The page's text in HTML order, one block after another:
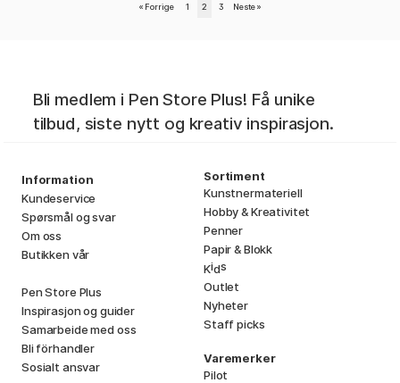
« Forrige 1 2 3 Neste»
Bli medlem i Pen Store Plus! Få unike
tilbud, siste nytt og kreativ inspirasjon.
Information
Kundeservice
Spørsmål og svar
Om oss
Butikken vår
Pen Store Plus
Inspirasjon og guider
Samarbeide med oss
Bli förhandler
Sosialt ansvar
Sortiment
Kunstnermateriell
Hobby & Kreativitet
Penner
Papir & Blokk
Kids
Outlet
Nyheter
Staff picks
Varemerker
Pilot